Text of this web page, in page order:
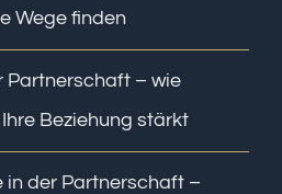
Wege finden
Partnerschaft – wie
Beziehung stärkt
in der Partnerschaft –